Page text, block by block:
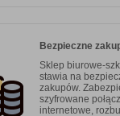
Bezpieczne
Sklep biurowe-
stawia na
zakupów.
szyfrowane
internetowe,